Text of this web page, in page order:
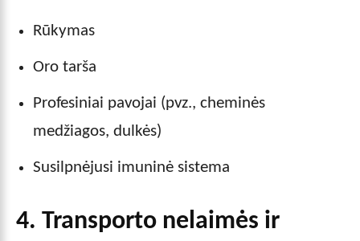
Rūkymas
Oro tarša
Profesiniai pavojai (pvz., cheminės
medžiagos, dulkės)
Susilpnėjusi imuninė sistema
4. Transporto nelaimės ir